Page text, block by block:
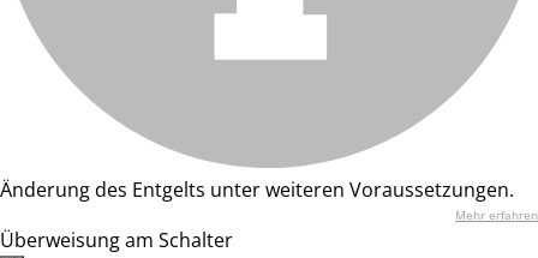
Änderung des Entgelts unter weiteren Voraussetzungen.
Mehr erfahren
Überweisung am Schalter